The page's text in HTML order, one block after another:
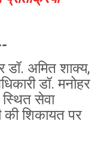
डॉ. अमित शाक्य,
डॉ. मनोहर
स्थित सेवा
शिकायत पर